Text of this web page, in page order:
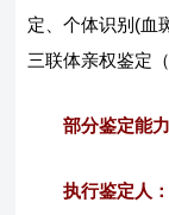
定、个体识别(血
三联体亲权鉴定
部分鉴定能
执行鉴定人：